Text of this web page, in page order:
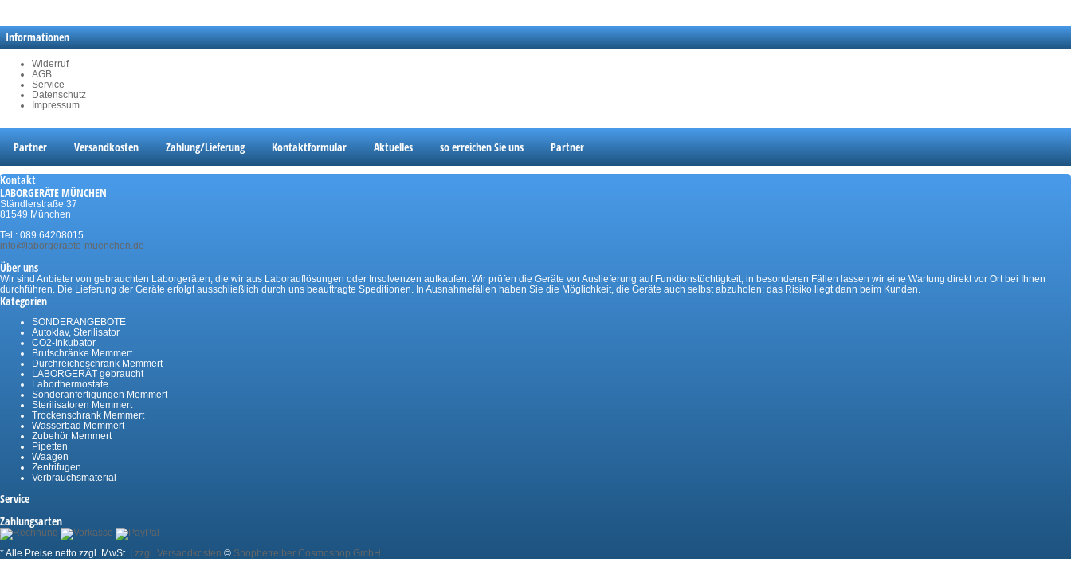
Informationen
Widerruf
AGB
Service
Datenschutz
Impressum
Partner Versandkosten Zahlung/Lieferung Kontaktformular Aktuelles so erreichen Sie uns Partner
Kontakt
LABORGERÄTE MÜNCHEN
Ständlerstraße 37
81549 München
Tel.: 089 64208015
info@laborgeraete-muenchen.de
Über uns
Wir sind Anbieter von gebrauchten Laborgeräten, die wir aus Laborauflösungen oder Insolvenzen aufkaufen. Wir prüfen die Geräte vor Auslieferung auf Funktionstüchtigkeit; in besonderen Fällen lassen wir eine Wartung direkt vor Ort bei Ihnen
durchführen. Die Lieferung der Geräte erfolgt ausschließlich durch uns beauftragte Speditionen. In Ausnahmefällen haben Sie die Möglichkeit, die Geräte auch selbst abzuholen; das Risiko liegt dann beim Kunden.
Kategorien
SONDERANGEBOTE
Autoklav, Sterilisator
CO2-Inkubator
Brutschränke Memmert
Durchreicheschrank Memmert
LABORGERÄT gebraucht
Laborthermostate
Sonderanfertigungen Memmert
Sterilisatoren Memmert
Trockenschrank Memmert
Wasserbad Memmert
Zubehör Memmert
Pipetten
Waagen
Zentrifugen
Verbrauchsmaterial
Service
Zahlungsarten
* Alle Preise netto zzgl. MwSt. | zzgl. Versandkosten © Shopbetreiber Cosmoshop GmbH